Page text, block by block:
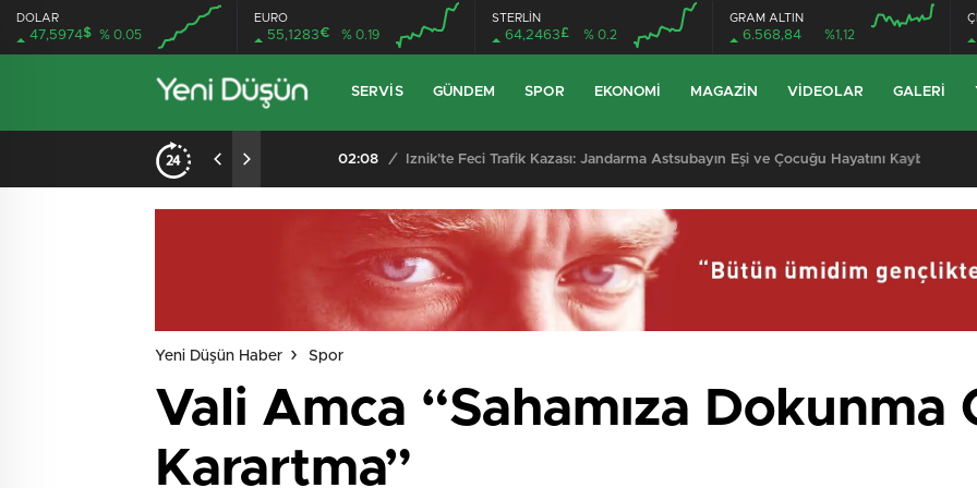
DOLAR
47,5974$ % 0.05
EURO
55,1283€ % 0.19
STERLİN
64,2463£ % 0.2
GRAM ALTIN
6.568,84 %1,12
SERVIS GÜNDEM SPOR EKONOMI MAGAZIN VIDEOLAR GALERI
/ İznik’te Feci Trafik Kazası: Jandarma Astsubayın Eşi ve Çocuğu Hayatını Kaybetti
Yeni Düşün Haber Spor
Vali Amca “Sahamıza Dokunma
Karartma”